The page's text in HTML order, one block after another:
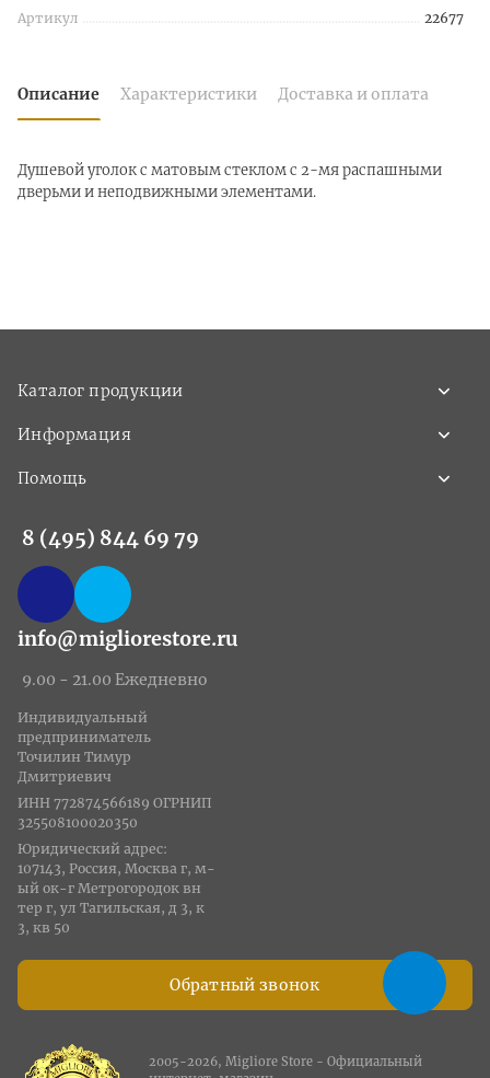
Артикул 22677
Описание Характеристики Доставка и оплата
Душевой уголок с матовым стеклом с 2-мя распашными
дверьми и неподвижными элементами.
Каталог продукции
Информация
Помощь
8 (495) 844 69 79
info@migliorestore.ru
9.00 - 21.00 Ежедневно
Обратный звонок
Индивидуальный
предприниматель
Точилин Тимур
Дмитриевич
ИНН 772874566189 ОГРНИП
325508100020350
Юридический адрес:
107143, Россия, Москва г, м-
ый ок-г Метрогородок вн
тер г, ул Тагильская, д 3, к
3, кв 50
2005-2026, Migliore Store - Официальный